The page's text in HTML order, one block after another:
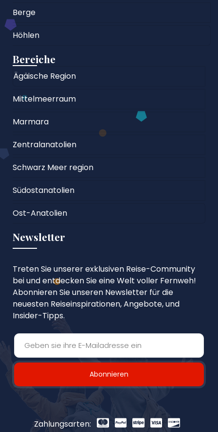
Berge
Höhlen
Bereiche
Ägäische Region
Mittelmeerraum
Marmara
Zentralanatolien
Schwarz Meer region
Südostanatolien
Ost-Anatolien
Newsletter
Treten Sie unserer exklusiven Reise-Community
bei und entdecken Sie eine Welt voller Fernweh!
Abonnieren Sie unseren Newsletter für die
neuesten Reiseinspirationen, Angebote, und
Insider-Tipps.
Abonnieren
Zahlungsarten: